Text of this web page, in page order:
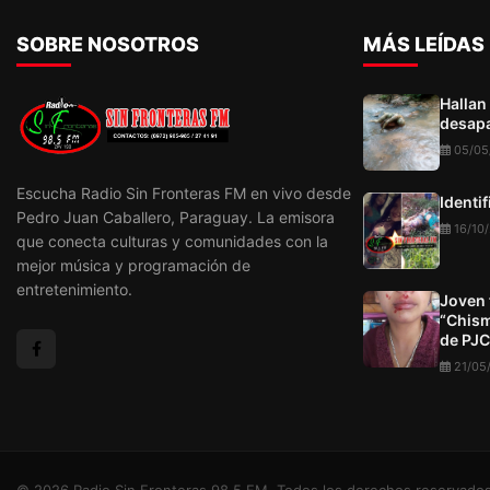
Comando de la Capital
SOBRE NOSOTROS
Escucha Radio Sin Fronteras FM en vivo desde
Pedro Juan Caballero, Paraguay. La emisora
que conecta culturas y comunidades con la
mejor música y programación de
entretenimiento.
MÁS LEÍDAS
05/
16/
Joven
de PJC
21/